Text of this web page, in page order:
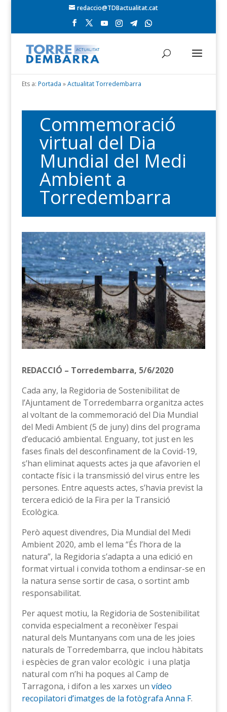
redaccio@TDBactualitat.cat
Ets a: Portada »Actualitat Torredembarra
Commemoració
virtual del Dia
Mundial del Medi
Ambient a
Torredembarra
REDACCIÓ – Torredembarra, 5/6/2020
Cada any, la Regidoria de Sostenibilitat de
l’Ajuntament de Torredembarra organitza actes
al voltant de la commemoració del Dia Mundial
del Medi Ambient (5 de juny) dins del programa
d’educació ambiental. Enguany, tot just en les
fases finals del desconfinament de la Covid-19,
s’han eliminat aquests actes ja que afavorien el
contacte físic i la transmissió del virus entre les
persones. Entre aquests actes, s’havia previst la
tercera edició de la Fira per la Transició
Ecològica.
Però aquest divendres, Dia Mundial del Medi
Ambient 2020, amb el lema “És l’hora de la
natura”, la Regidoria s’adapta a una edició en
format virtual i convida tothom a endinsar-se en
la natura sense sortir de casa, o sortint amb
responsabilitat.
Per aquest motiu, la Regidoria de Sostenibilitat
convida especialment a reconèixer l’espai
natural dels Muntanyans com una de les joies
naturals de Torredembarra, que inclou hàbitats
i espècies de gran valor ecològic i una platja
natural com n’hi ha poques al Camp de
Tarragona, i difon a les xarxes un vídeo
recopilatori d’imatges de la fotògrafa Anna F.